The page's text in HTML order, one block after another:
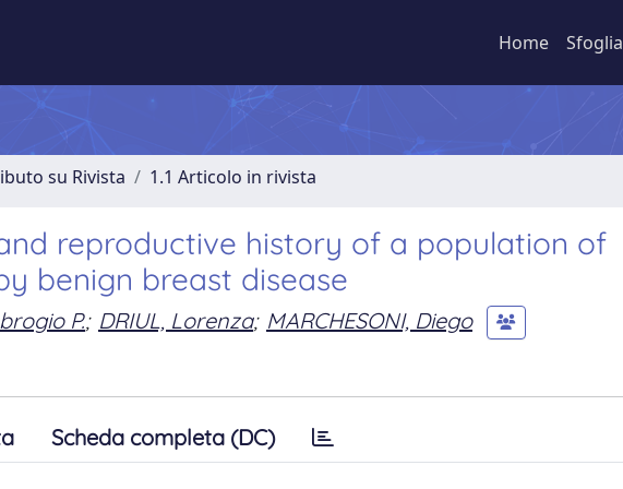
Home Sfoglia
su Rivista 1.1 Articolo in rivista
reproductive history of a population of
benign breast disease
P.; DRIUL, Lorenza; MARCHESONI, Diego
Scheda completa (DC)